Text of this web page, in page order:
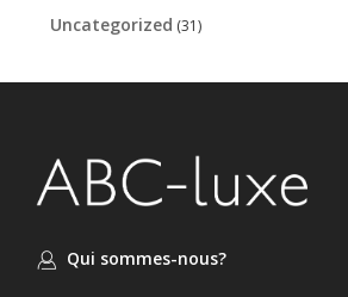
Uncategorized (31)
Qui sommes-nous?